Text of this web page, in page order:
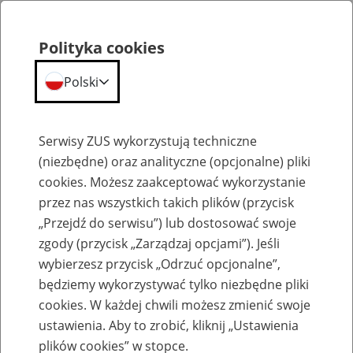
Aktualności
4 marca 2025 roku najlepsze zespoły z
województw zmierzą się w II etapie
Polityka cookies
Polski
Serwisy ZUS wykorzystują techniczne
(niezbędne) oraz analityczne (opcjonalne) pliki
cookies. Możesz zaakceptować wykorzystanie
przez nas wszystkich takich plików (przycisk
„Przejdź do serwisu”) lub dostosować swoje
zgody (przycisk „Zarządzaj opcjami”). Jeśli
wybierzesz przycisk „Odrzuć opcjonalne”,
będziemy wykorzystywać tylko niezbędne pliki
cookies. W każdej chwili możesz zmienić swoje
ustawienia. Aby to zrobić, kliknij „Ustawienia
plików cookies” w stopce.